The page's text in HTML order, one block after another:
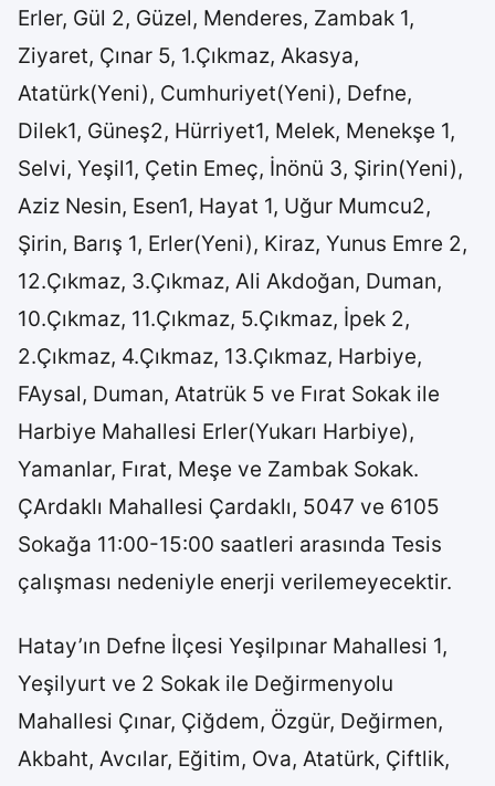
Erler, Gül 2, Güzel, Menderes, Zambak 1,
Ziyaret, Çınar 5, 1.Çıkmaz, Akasya,
Atatürk(Yeni), Cumhuriyet(Yeni), Defne,
Dilek1, Güneş2, Hürriyet1, Melek, Menekşe 1,
Selvi, Yeşil1, Çetin Emeç, İnönü 3, Şirin(Yeni),
Aziz Nesin, Esen1, Hayat 1, Uğur Mumcu2,
Şirin, Barış 1, Erler(Yeni), Kiraz, Yunus Emre 2,
12.Çıkmaz, 3.Çıkmaz, Ali Akdoğan, Duman,
10.Çıkmaz, 11.Çıkmaz, 5.Çıkmaz, İpek 2,
2.Çıkmaz, 4.Çıkmaz, 13.Çıkmaz, Harbiye,
FAysal, Duman, Atatrük 5 ve Fırat Sokak ile
Harbiye Mahallesi Erler(Yukarı Harbiye),
Yamanlar, Fırat, Meşe ve Zambak Sokak.
ÇArdaklı Mahallesi Çardaklı, 5047 ve 6105
Sokağa 11:00-15:00 saatleri arasında Tesis
çalışması nedeniyle enerji verilemeyecektir.
Hatay’ın Defne İlçesi Yeşilpınar Mahallesi 1,
Yeşilyurt ve 2 Sokak ile Değirmenyolu
Mahallesi Çınar, Çiğdem, Özgür, Değirmen,
Akbaht, Avcılar, Eğitim, Ova, Atatürk, Çiftlik,